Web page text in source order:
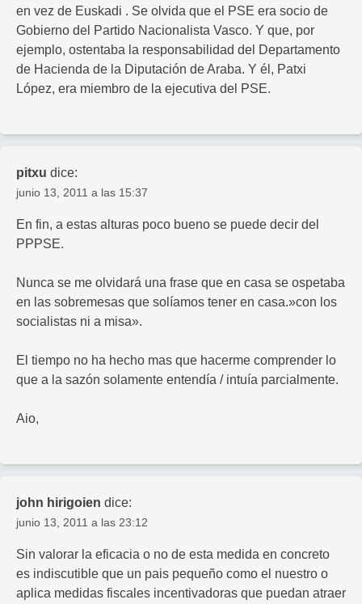
en vez de Euskadi . Se olvida que el PSE era socio de
Gobierno del Partido Nacionalista Vasco. Y que, por
ejemplo, ostentaba la responsabilidad del Departamento
de Hacienda de la Diputación de Araba. Y él, Patxi
López, era miembro de la ejecutiva del PSE.
pitxu dice:
junio 13, 2011 a las 15:37
En fin, a estas alturas poco bueno se puede decir del
PPPSE.
Nunca se me olvidará una frase que en casa se ospetaba
en las sobremesas que solíamos tener en casa.»con los
socialistas ni a misa».
El tiempo no ha hecho mas que hacerme comprender lo
que a la sazón solamente entendía / intuía parcialmente.
Aio,
john hirigoien dice:
junio 13, 2011 a las 23:12
Sin valorar la eficacia o no de esta medida en concreto
es indiscutible que un pais pequeño como el nuestro o
aplica medidas fiscales incentivadoras que puedan atraer